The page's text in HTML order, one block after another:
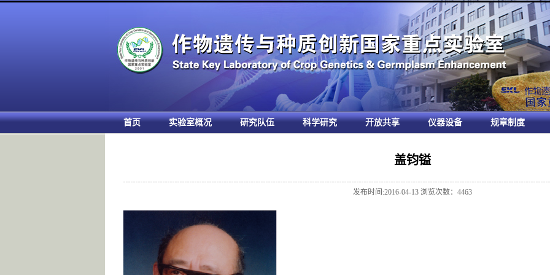
首页 实验室概况 研究队伍 科学研究 开放共享 仪器设备 规章制度
盖钧镒
发布时间:2016-04-13 浏览次数： 4463